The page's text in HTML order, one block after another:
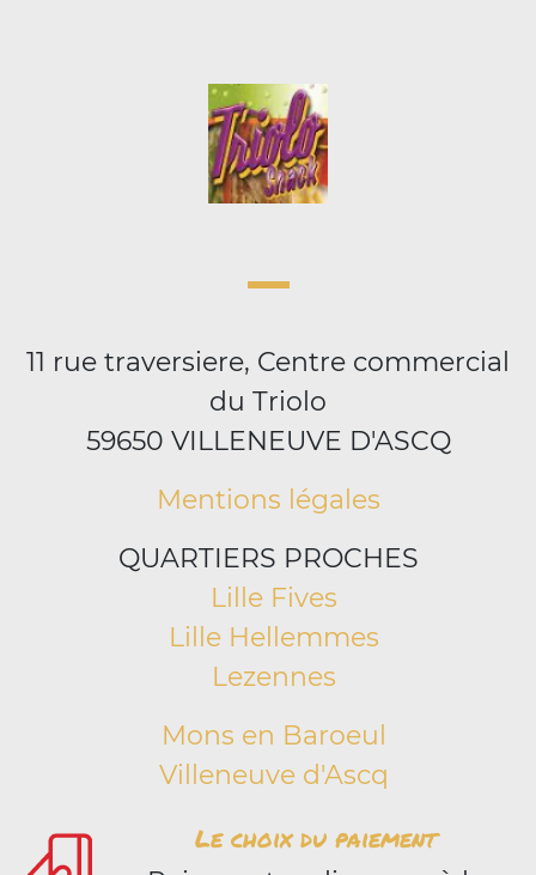
11 rue traversiere, Centre commercial
du Triolo
59650 VILLENEUVE D'ASCQ
Mentions légales
QUARTIERS PROCHES
Lille Fives
Lille Hellemmes
Lezennes
Mons en Baroeul
Villeneuve d'Ascq
Le choix du paiement